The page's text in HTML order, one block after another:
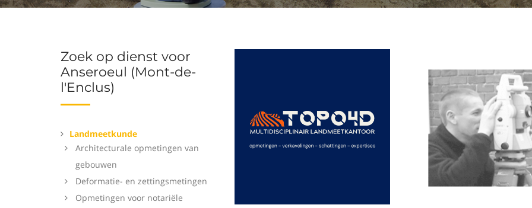
Zoek op dienst voor
Anseroeul (Mont-de-
l'Enclus)
Landmeetkunde
Architecturale opmetingen van
gebouwen
Deformatie- en zettingsmetingen
Opmetingen voor notariële